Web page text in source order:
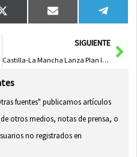
Compartir
en
X
(Twitter)
Compartir
en
Email
en
SIGUIENTE
Castilla-La Mancha Lanza Plan Integral para Controlar la Sobrepoblación de Conejos en el Campo
fuentes" publicamos artículos
otros medios, notas de prensa, o
no registrados en